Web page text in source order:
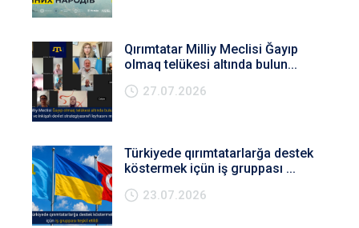
Qırımtatar Milliy Meclisi Ğayıp
olmaq telükesi altında bulun...
27.07.2026
Türkiyede qırımtatarlarğa destek
köstermek içün iş gruppası ...
23.07.2026